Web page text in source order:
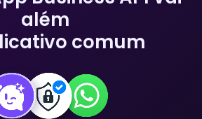
além
comum